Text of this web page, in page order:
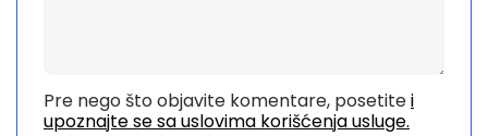
Pre nego što objavite komentare, posetitei
upoznajte se sa uslovima korišćenja usluge.